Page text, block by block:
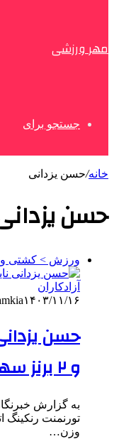
مهر ورزشی
جستجو برای
خانه/حسن یزدانی
حسن
ورزش > کشتی و
۱۴۰۳/۱۱/۱۶
حسن
و ۲ برنز سهم آزادکاران
به گزارش
تورنمنت رنکینگ
وزن…